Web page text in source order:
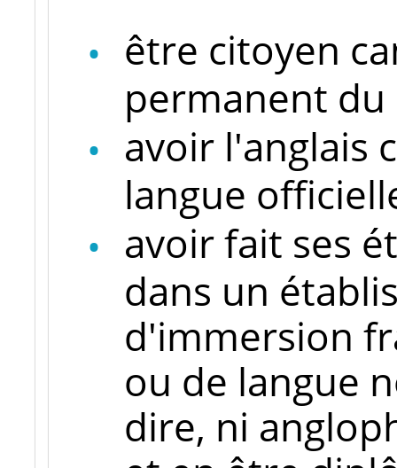
être citoyen
permanent du
avoir l'anglais
langue
avoir fait ses
dans un
d'immersion
ou de langue
dire, ni